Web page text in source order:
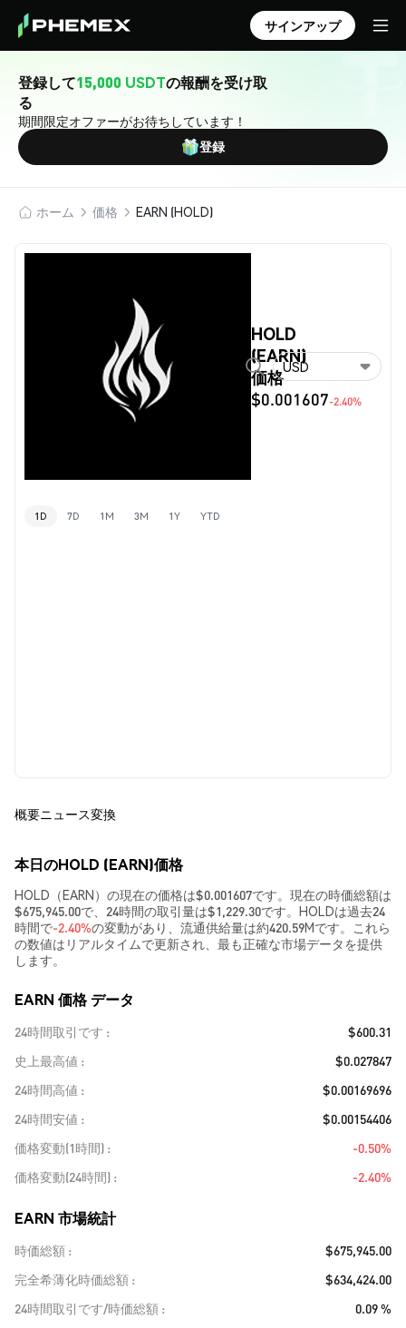
サインアップ
登録して15,000 USDTの報酬を受け取
る
期間限定オファーがお待ちしています！
登録
ホーム 価格 EARN (HOLD)
HOLD
(EARN)
価格
$0.001607-2.40%
USD
1D 7D 1M 3M 1Y YTD
概要ニュース変換
本日のHOLD (EARN)価格
HOLD（EARN）の現在の価格は$0.001607です。現在の時価総額は
$675,945.00で、24時間の取引量は$1,229.30です。HOLDは過去24
時間で-2.40%の変動があり、流通供給量は約420.59Mです。これら
の数値はリアルタイムで更新され、最も正確な市場データを提供
します。
EARN 価格 データ
24時間取引です
$600.31
史上最高値
$0.027847
24時間高値
$0.00169696
24時間安値
$0.00154406
価格変動(1時間)
-0.50%
価格変動(24時間)
-2.40%
EARN 市場統計
時価総額
$675,945.00
完全希薄化時価総額
$634,424.00
24時間取引です/時価総額
0.09 %